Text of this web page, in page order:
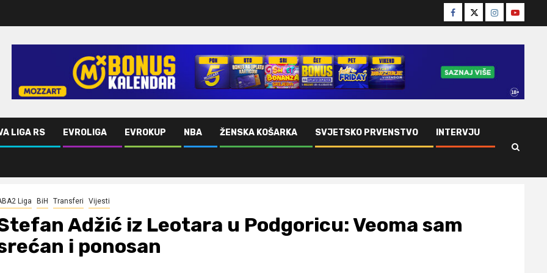
Facebook
TwitterInstagram
Youtube
LIGA RS EVROLIGA EVROKUP NBA ŽENSKA KOŠARKA SVJETSKO PRVENSTVO INTERVJU
ponosan
Liga BiH Transferi Vijesti
Adžić iz Leotara u Podgoricu: Veoma sam
i ponosan